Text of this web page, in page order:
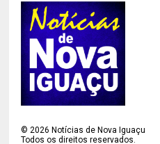
©2026 Notícias de Nova Iguaçu
Todos os direitos reservados.